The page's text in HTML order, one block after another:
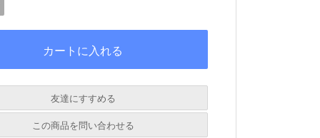
友達にすすめる
この商品を問い合わせる